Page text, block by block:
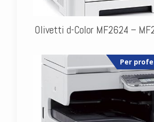
Olivetti d-Color MF2624 –
Per